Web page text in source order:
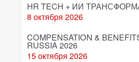
HR TECH + ИИ
8 октября 2026
COMPENSATION &
RUSSIA 2026
15 октября 2026